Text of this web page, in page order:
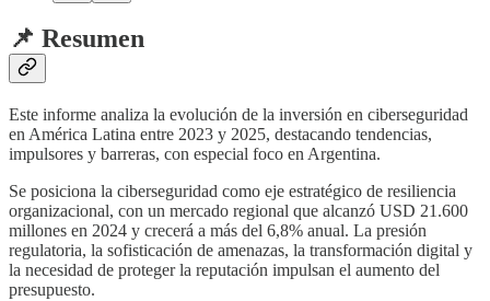
📌 Resumen
Este informe analiza la evolución de la inversión en ciberseguridad
en América Latina entre 2023 y 2025, destacando tendencias,
impulsores y barreras, con especial foco en Argentina.
Se posiciona la ciberseguridad como eje estratégico de resiliencia
organizacional, con un mercado regional que alcanzó USD 21.600
millones en 2024 y crecerá a más del 6,8% anual. La presión
regulatoria, la sofisticación de amenazas, la transformación digital y
la necesidad de proteger la reputación impulsan el aumento del
presupuesto.